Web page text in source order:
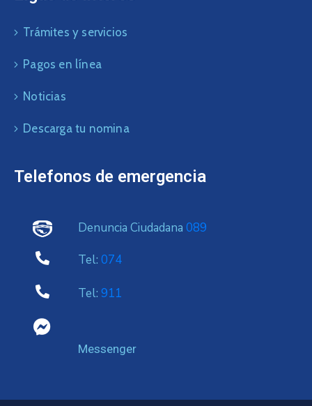
Trámites y servicios
Pagos en línea
Noticias
Descarga tu nomina
Telefonos de emergencia
Denuncia Ciudadana 089
Tel: 074
Tel: 911
Messenger